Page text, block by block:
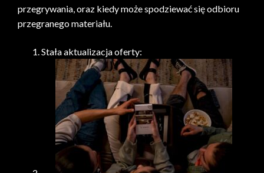
przegrywania, oraz kiedy może spodziewać się odbioru
przegranego materiału.
Stała aktualizacja oferty: